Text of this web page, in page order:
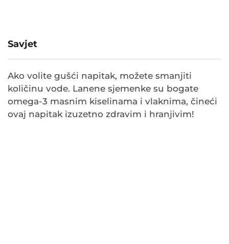
Savjet
Ako volite gušći napitak, možete smanjiti
količinu vode. Lanene sjemenke su bogate
omega-3 masnim kiselinama i vlaknima, čineći
ovaj napitak izuzetno zdravim i hranjivim!